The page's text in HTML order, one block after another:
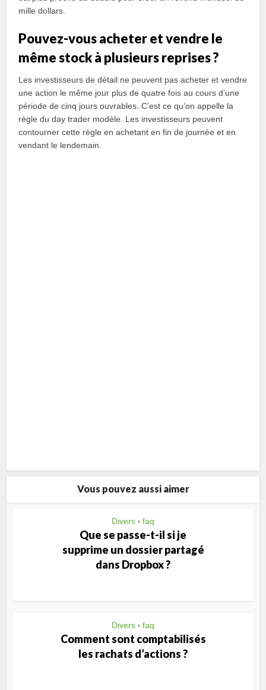
mille dollars.
Pouvez-vous acheter et vendre le
même stock à plusieurs reprises ?
Les investisseurs de détail ne peuvent pas acheter et vendre
une action le même jour plus de quatre fois au cours d’une
période de cinq jours ouvrables. C’est ce qu’on appelle la
règle du day trader modèle. Les investisseurs peuvent
contourner cette règle en achetant en fin de journée et en
vendant le lendemain.
Vous pouvez aussi aimer
Divers • faq
Que se passe-t-il si je
supprime un dossier partagé
dans Dropbox ?
Divers • faq
Comment sont comptabilisés
les rachats d’actions ?